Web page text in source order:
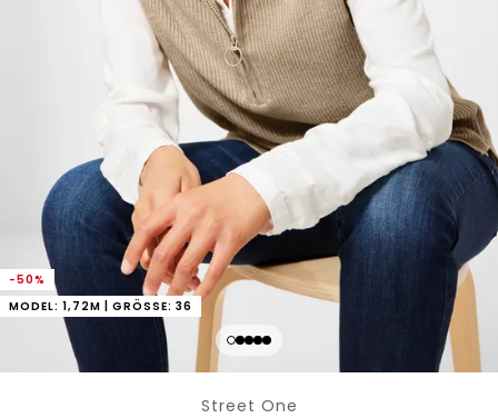
-50%
MODEL: 1,72M | GRÖSSE: 36
Street One